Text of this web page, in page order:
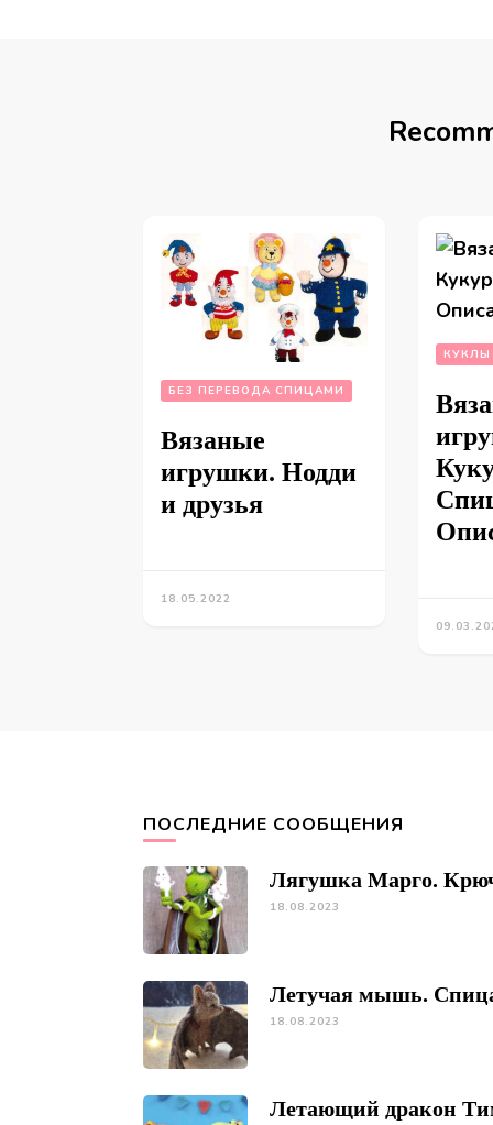
БЕЗ ПЕРЕВОДА СПИЦАМИ
Вязаные
игрушки. Нодди
и друзья
18.05.2022
ПОСЛЕДНИЕ СООБЩЕНИЯ
Лягушка Марго.
18.08.2023
Летучая мышь.
18.08.2023
Летающий дракон